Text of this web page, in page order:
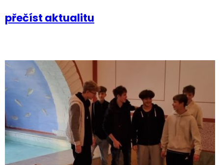
přečíst aktualitu